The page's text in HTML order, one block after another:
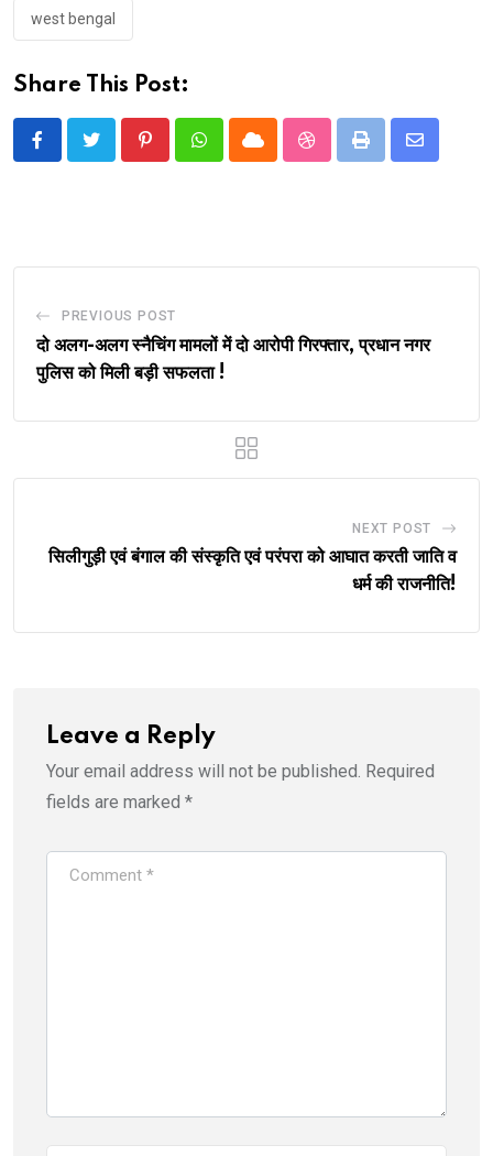
west bengal
Share This Post:
PinterestWhatsappCloud StumbleUpon
Print
Share
PREVIOUS POST
दो अलग-अलग स्नैचिंग मामलों में दो आरोपी गिरफ्तार, प्रधान नगर
पुलिस को मिली बड़ी सफलता !
NEXT POST
सिलीगुड़ी एवं बंगाल की संस्कृति एवं परंपरा को आघात करती जाति व
धर्म की राजनीति!
Leave a Reply
Your email address will not be published. Required
fields are marked *